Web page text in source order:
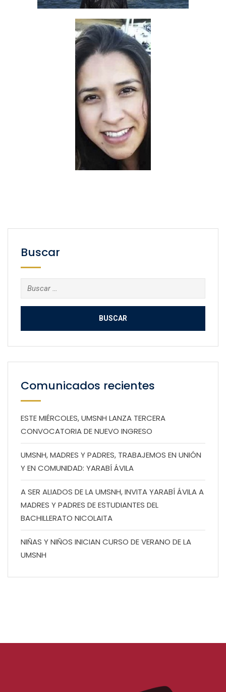
Buscar
Buscar:
Comunicados recientes
ESTE MIÉRCOLES, UMSNH LANZA TERCERA
CONVOCATORIA DE NUEVO INGRESO
UMSNH, MADRES Y PADRES, TRABAJEMOS EN UNIÓN
Y EN COMUNIDAD: YARABÍ ÁVILA
A SER ALIADOS DE LA UMSNH, INVITA YARABÍ ÁVILA A
MADRES Y PADRES DE ESTUDIANTES DEL
BACHILLERATO NICOLAITA
NIÑAS Y NIÑOS INICIAN CURSO DE VERANO DE LA
UMSNH